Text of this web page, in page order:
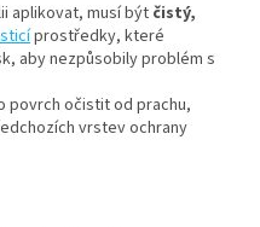
aplikovat, musí být čistý,
prostředky, které
aby nezpůsobily problém s
povrch očistit od prachu,
vrstev ochrany